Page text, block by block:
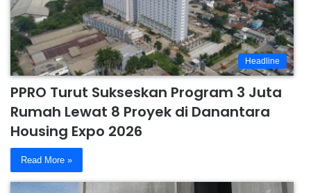
Headline
PPRO Turut Sukseskan Program 3 Juta
Rumah Lewat 8 Proyek di Danantara
Housing Expo 2026
Read More »